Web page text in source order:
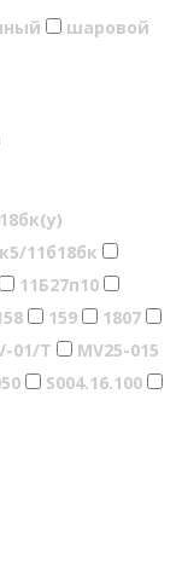
шаровой
11б18бк
11Б27п10
159
1807
01/T
MV25-015
S004.16.100